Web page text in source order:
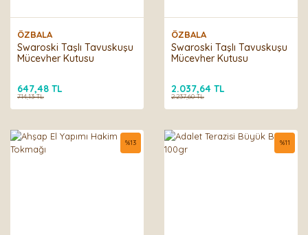
ÖZBALA
Swaroski Taşlı Tavuskuşu
Mücevher Kutusu
647,48 TL
714,13 TL
ÖZBALA
Swaroski Taşlı Tavuskuşu
Mücevher Kutusu
2.037,64 TL
2.237,60 TL
%13 %11